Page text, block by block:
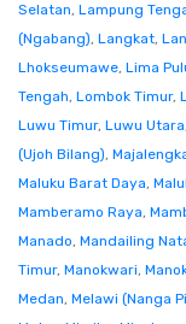
Selatan, Lampung
(Ngabang), Langkat,
Lhokseumawe, Lima
Tengah, Lombok Timur,
Luwu Timur, Luwu Utara
(Ujoh Bilang),
Maluku Barat Daya,
Mamberamo Raya,
Manado, Mandailing
Timur, Manokwari,
Medan, Melawi (Nanga